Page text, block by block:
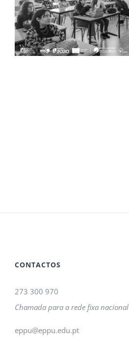
CONTACTOS
273 300 970
Chamada para a rede fixa nacional
eppu@eppu.edu.pt